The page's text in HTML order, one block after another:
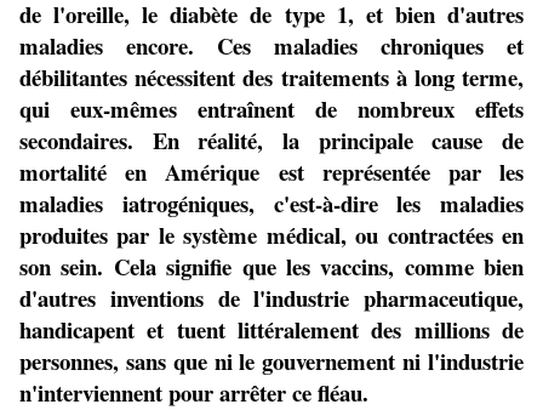
de l'oreille, le diabète de type 1, et bien d'autres
maladies encore. Ces maladies chroniques et
débilitantes nécessitent des traitements à long terme,
qui eux-mêmes entraînent de nombreux effets
secondaires. En réalité, la principale cause de
mortalité en Amérique est représentée par les
maladies iatrogéniques, c'est-à-dire les maladies
produites par le système médical, ou contractées en
son sein. Cela signifie que les vaccins, comme bien
d'autres inventions de l'industrie pharmaceutique,
handicapent et tuent littéralement des millions de
personnes, sans que ni le gouvernement ni l'industrie
n'interviennent pour arrêter ce fléau.